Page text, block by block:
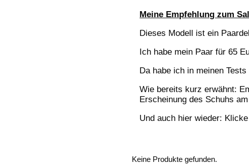
Meine Empfehlung zum
Dieses Modell ist ein
Ich habe mein Paar für 65
Da habe ich in meinen
Wie bereits kurz erwähnt:
Erscheinung des Schuhs
Und auch hier wieder:
Keine Produkte gefunden.